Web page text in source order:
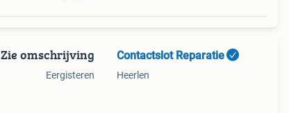
Zie omschrijving
Eergisteren
Contactslot Reparatie
Heerlen